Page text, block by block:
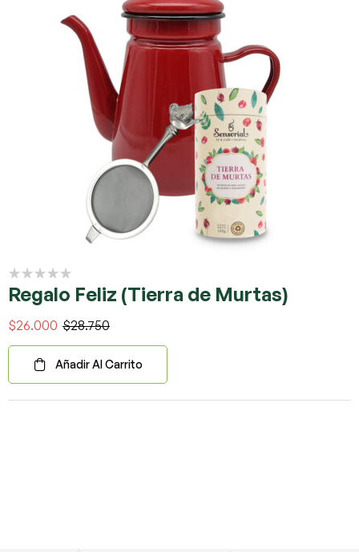
Regalo Feliz (Tierra de Murtas)
$28.750
$26.000
Añadir Al Carrito